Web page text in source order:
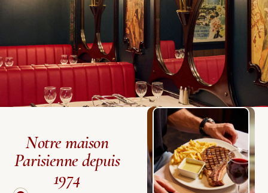
Notre maison
Parisienne depuis
1974